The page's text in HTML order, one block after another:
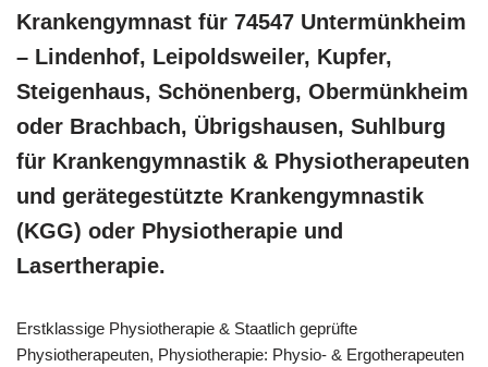
Krankengymnast für 74547 Untermünkheim
– Lindenhof, Leipoldsweiler, Kupfer,
Steigenhaus, Schönenberg, Obermünkheim
oder Brachbach, Übrigshausen, Suhlburg
für Krankengymnastik & Physiotherapeuten
und gerätegestützte Krankengymnastik
(KGG) oder Physiotherapie und
Lasertherapie.
Erstklassige Physiotherapie & Staatlich geprüfte
Physiotherapeuten, Physiotherapie: Physio- & Ergotherapeuten